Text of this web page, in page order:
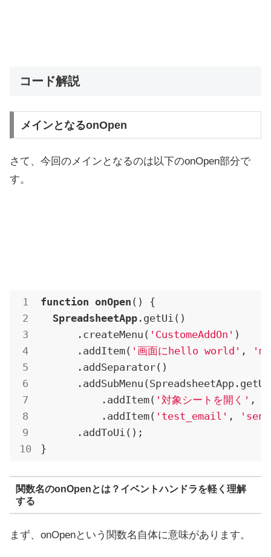
コード解説
メインとなるonOpen
さて、今回のメインとなるのは以下のonOpen部分で
す。
function onOpen () {
SpreadsheetApp .getUi ()
.createMenu ( 'CustomeAddOn' )
.addItem( '画面にhello world' ,
.addSeparator()
.addSubMenu
          .addItem(
'対象シートを開く' ,
          .addItem(
'test_email' ,
.addToUi ();
}
関数名のonOpenとは？イベントハンドラを軽く理解
する
まず、onOpenという関数名自体に意味があります。